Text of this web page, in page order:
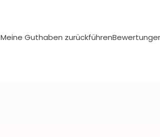
Meine Guthaben zurückführen